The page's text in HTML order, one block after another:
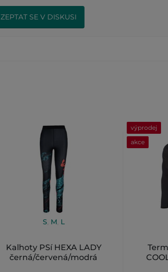
ZEPTAT SE V DISKUSI
S, M, L
Kalhoty PSí HEXA LADY
černá/červená/modrá
výprodej
akce